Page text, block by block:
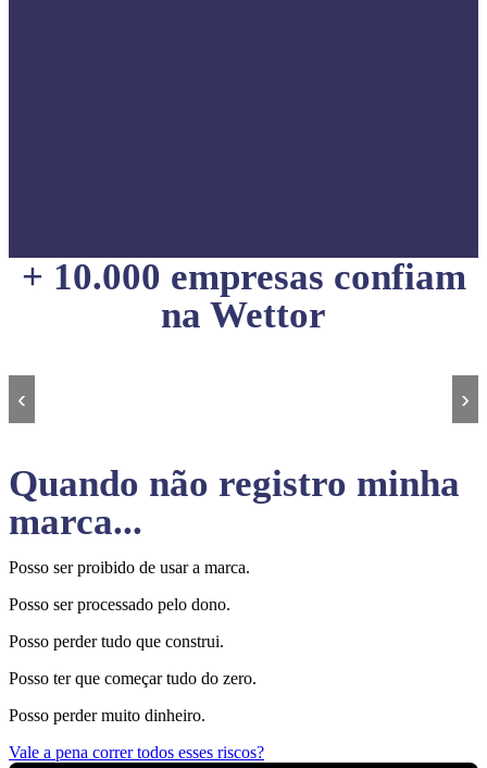
+ 10.000 empresas confiam
na Wettor
‹ ›
Quando não registro minha
marca...
Posso ser proibido de usar a marca.
Posso ser processado pelo dono.
Posso perder tudo que construi.
Posso ter que começar tudo do zero.
Posso perder muito dinheiro.
Vale a pena correr todos esses riscos?